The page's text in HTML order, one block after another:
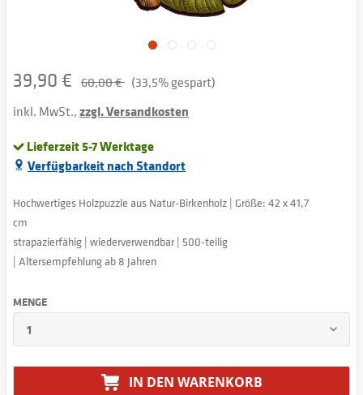
39,90 € 60,00 € (33,5% gespart)
inkl. MwSt.,zzgl. Versandkosten
Lieferzeit 5-7 Werktage
Verfügbarkeit nach Standort
Hochwertiges Holzpuzzle aus Natur-Birkenholz | Größe: 42 x 41,7
cm
strapazierfähig | wiederverwendbar | 500-teilig
| Altersempfehlung ab 8 Jahren
MENGE
IN DEN WARENKORB